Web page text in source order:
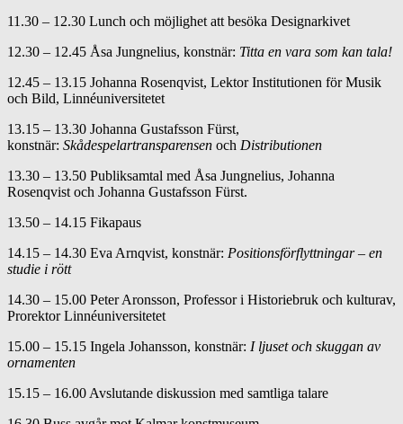
11.30 – 12.30 Lunch och möjlighet att besöka Designarkivet
12.30 – 12.45 Åsa Jungnelius, konstnär: Titta en vara som kan tala!
12.45 – 13.15 Johanna Rosenqvist, Lektor Institutionen för Musik
och Bild, Linnéuniversitetet
13.15 – 13.30 Johanna Gustafsson Fürst,
konstnär: Skådespelartransparensen och Distributionen
13.30 – 13.50 Publiksamtal med Åsa Jungnelius, Johanna
Rosenqvist och Johanna Gustafsson Fürst.
13.50 – 14.15 Fikapaus
14.15 – 14.30 Eva Arnqvist, konstnär: Positionsförflyttningar – en
studie i rött
14.30 – 15.00 Peter Aronsson, Professor i Historiebruk och kulturav,
Prorektor Linnéuniversitetet
15.00 – 15.15 Ingela Johansson, konstnär: I ljuset och skuggan av
ornamenten
15.15 – 16.00 Avslutande diskussion med samtliga talare